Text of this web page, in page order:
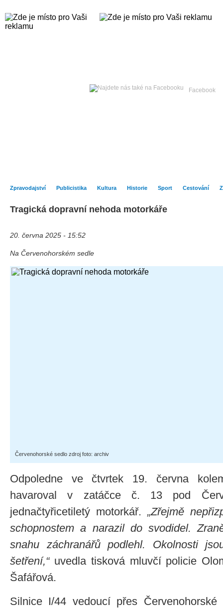
Facebook
Zpravodajství Publicistika Kultura Historie Sport Cestování
Tragická dopravní nehoda motorkáře
20. června 2025 - 15:52
Na Červenohorském sedle
Červenohorské sedlo zdroj foto: archiv
Odpoledne ve čtvrtek 19. června
havaroval v zatáčce č. 13 pod
jednačtyřicetiletý motorkář. „Zřejmě
schopnostem a narazil do svodidel.
snahu záchranářů podlehl. Okolnosti
šetření,“uvedla tisková mluvčí policie
Šafářová.
Silnice I/44 vedoucí přes